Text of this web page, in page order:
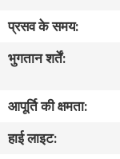
गुणवत्ता
नियंत्रण
संपर्क
करें
प्रसव के समय:
भुगतान शर्तें:
आपूर्ति की क्षमता:
हाई लाइट: